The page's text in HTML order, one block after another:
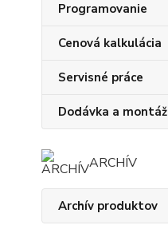
Programovanie
Cenová kalkulácia
Servisné práce
Dodávka a montáž
ARCHÍV
Archív produktov